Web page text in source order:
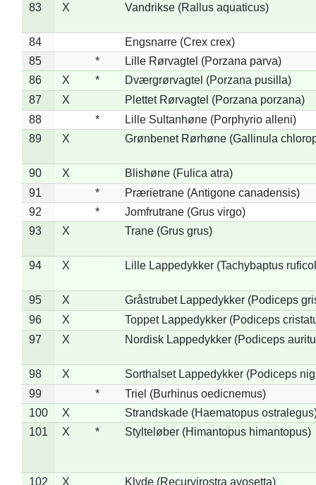
83 X Vandrikse (Rallus aquaticus)
84
Engsnarre (Crex crex)
85
*
Lille Rørvagtel (Porzana parva)
86
X *
Dværgrørvagtel (Porzana pusilla)
87
X
Plettet Rørvagtel (Porzana porzana)
88
*
Lille Sultanhøne (Porphyrio alleni)
89
X Grønbenet Rørhøne (Gallinula
90 X
Blishøne (Fulica atra)
91
*
Prærietrane (Antigone canadensis)
92
*
Jomfrutrane (Grus virgo)
93
X Trane (Grus grus)
94 X Lille Lappedykker (Tachybaptus
95 X
Gråstrubet Lappedykker (Podiceps
96
X
Toppet Lappedykker (Podiceps
97
X Nordisk Lappedykker (Podiceps
98 X
Sorthalset Lappedykker (Podiceps
99
*
Triel (Burhinus oedicnemus)
100
X
Strandskade (Haematopus
101
X * Stylteløber (Himantopus himantopus)
102 X
Klyde (Recurvirostra avosetta)